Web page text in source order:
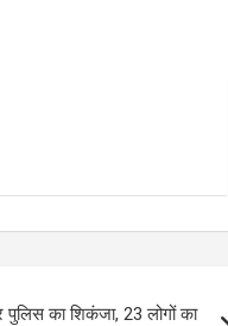
का शिकंजा, 23 लोगों का